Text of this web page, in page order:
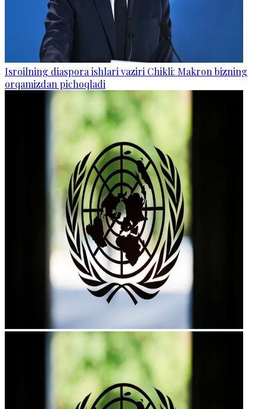
Isroilning diaspora ishlari vaziri Chikli: Makron bizning
orqamizdan pichoqladi